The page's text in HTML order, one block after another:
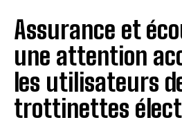
Assurance et
une attention
les utilisateurs
trottinettes